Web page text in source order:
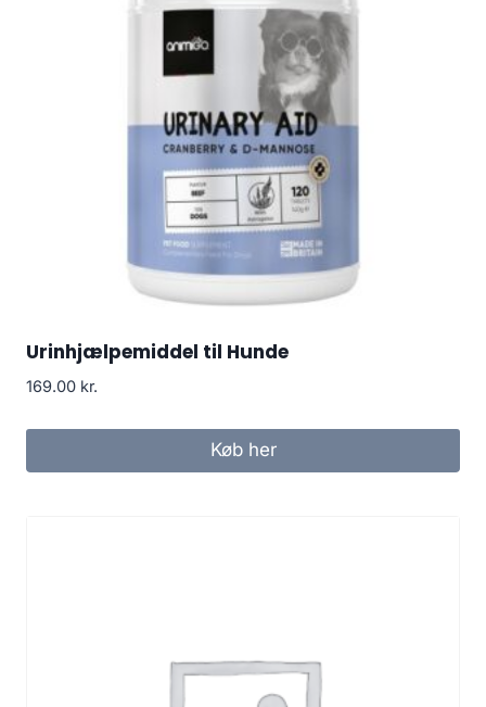
Urinhjælpemiddel til Hunde
169.00 kr.
Køb her